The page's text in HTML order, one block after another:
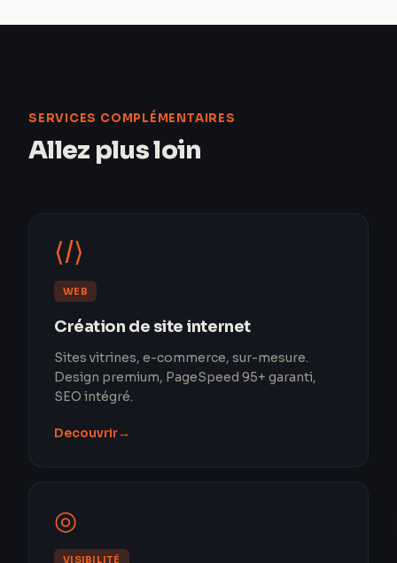
SERVICES COMPLÉMENTAIRES
Allez plus loin
⟨/⟩
WEB
Création de site internet
Sites vitrines, e-commerce, sur-mesure.
Design premium, PageSpeed 95+ garanti,
SEO intégré.
Decouvrir→
◎
VISIBILITÉ